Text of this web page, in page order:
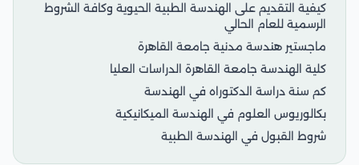
كيفية التقديم على الهندسة الطبية الحيوية وكافة الشروط
الرسمية للعام الحالي
ماجستير هندسة مدنية جامعة القاهرة
كلية الهندسة جامعة القاهرة الدراسات العليا
كم سنة دراسة الدكتوراه في الهندسة
بكالوريوس العلوم في الهندسة الميكانيكية
شروط القبول في الهندسة الطبية